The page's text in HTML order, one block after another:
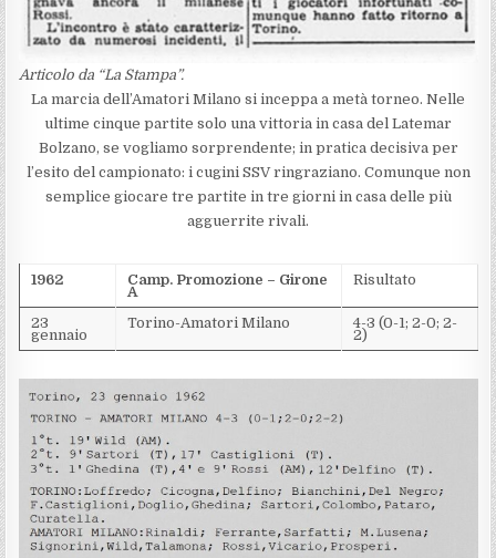
Articolo da “La Stampa”.
La marcia dell’Amatori Milano si inceppa a metà torneo. Nelle
ultime cinque partite solo una vittoria in casa del Latemar
Bolzano, se vogliamo sorprendente; in pratica decisiva per
l’esito del campionato: i cugini SSV ringraziano. Comunque non
semplice giocare tre partite in tre giorni in casa delle più
agguerrite rivali.
1962 Camp. Promozione – Girone
A
Risultato
23
gennaio
Torino-Amatori Milano 4-3 (0-1; 2-0; 2-
2)